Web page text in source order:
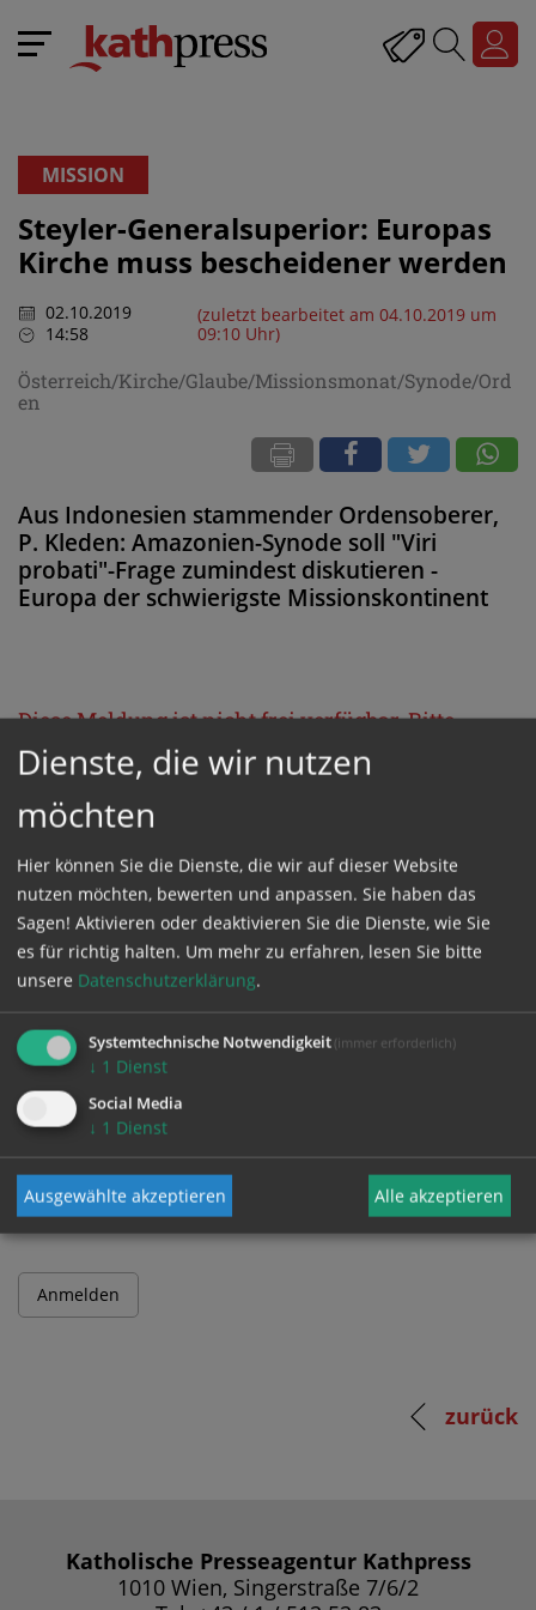
MISSION
Steyler-Generalsuperior: Europas
Kirche muss bescheidener werden
02.10.2019
14:58
(zuletzt bearbeitet am 04.10.2019 um
09:10 Uhr)
Österreich/Kirche/Glaube/Missionsmonat/Synode/Ord
en
Aus Indonesien stammender Ordensoberer,
P. Kleden: Amazonien-Synode soll "Viri
probati"-Frage zumindest diskutieren -
Europa der schwierigste Missionskontinent
Diese Meldung ist nicht frei verfügbar. Bitte
loggen Sie sich ein, oder bestellen Sie das
GESCHÜTZTER BEREICH
Bitte melden Sie sich mit Ihrem Benutzernamen
und Passwort an.
Benutzername
Passwort
zurück
Katholische Presseagentur Kathpress
1010 Wien, Singerstraße 7/6/2
Dienste, die wir nutzen
möchten
Hier können Sie die Dienste, die wir auf dieser Website
nutzen möchten, bewerten und anpassen. Sie haben das
Sagen! Aktivieren oder deaktivieren Sie die Dienste, wie Sie
es für richtig halten. Um mehr zu erfahren, lesen Sie bitte
unsere Datenschutzerklärung.
Systemtechnische Notwendigkeit (immer erforderlich)
↓ 1 Dienst
Social Media
↓ 1 Dienst
Ausgewählte akzeptieren Alle akzeptieren